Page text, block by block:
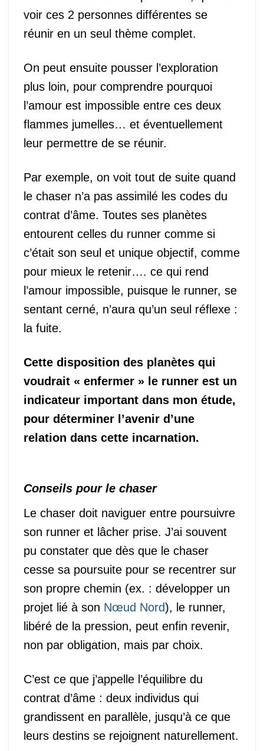
voir ces 2 personnes différentes se
réunir en un seul thème complet.
On peut ensuite pousser l’exploration
plus loin, pour comprendre pourquoi
l’amour est impossible entre ces deux
flammes jumelles… et éventuellement
leur permettre de se réunir.
Par exemple, on voit tout de suite quand
le chaser n’a pas assimilé les codes du
contrat d’âme. Toutes ses planètes
entourent celles du runner comme si
c’était son seul et unique objectif, comme
pour mieux le retenir…. ce qui rend
l’amour impossible, puisque le runner, se
sentant cerné, n’aura qu’un seul réflexe :
la fuite.
Cette disposition des planètes qui
voudrait « enfermer » le runner est un
indicateur important dans mon étude,
pour déterminer l’avenir d’une
relation dans cette incarnation.
Conseils pour le chaser
Le chaser doit naviguer entre poursuivre
son runner et lâcher prise. J’ai souvent
pu constater que dès que le chaser
cesse sa poursuite pour se recentrer sur
son propre chemin (ex. : développer un
projet lié à son Nœud Nord), le runner,
libéré de la pression, peut enfin revenir,
non par obligation, mais par choix.
C’est ce que j’appelle l’équilibre du
contrat d’âme : deux individus qui
grandissent en parallèle, jusqu’à ce que
leurs destins se rejoignent naturellement.